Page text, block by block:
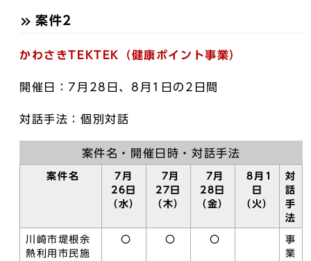
案件2
かわさきTEKTEK（健康ポイント事業）
開催日：7月28日、8月1日の2日間
対話手法：個別対話
案件名・開催日時・対話手法
案件名
7月
26日
（水）
7月
27日
（木）
7月
28日
（金）
8月1
日
（火）
対
話
手
法
川崎市堤根余
熱利用市民施
〇 〇 〇
事
業